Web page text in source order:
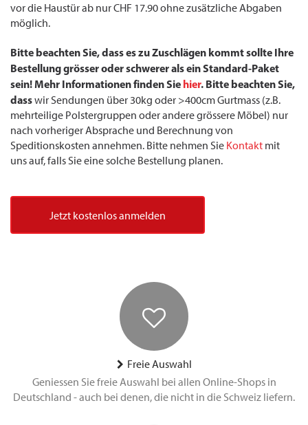
vor die Haustür ab nur CHF 17.90 ohne zusätzliche Abgaben
möglich.
Bitte beachten Sie, dass es zu Zuschlägen kommt sollte Ihre
Bestellung grösser oder schwerer als ein Standard-Paket
sein! Mehr Informationen finden Sie hier. Bitte beachten Sie,
dasswir Sendungen über 30kg oder >400cm Gurtmass (z.B.
mehrteilige Polstergruppen oder andere grössere Möbel) nur
nach vorheriger Absprache und Berechnung von
Speditionskosten annehmen. Bitte nehmen Sie Kontakt mit
uns auf, falls Sie eine solche Bestellung planen.
Jetzt kostenlos anmelden
Freie Auswahl
Geniessen Sie freie Auswahl bei allen Online-Shops in
Deutschland - auch bei denen, die nicht in die Schweiz liefern.